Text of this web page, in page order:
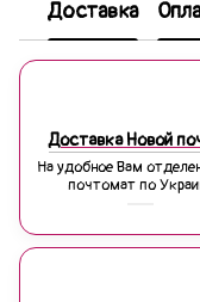
Доставка
Доставка Новой
На удобное Вам
почтомат по